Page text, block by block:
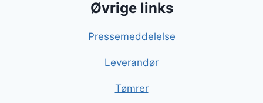
Øvrige links
Pressemeddelelse
Leverandør
Tømrer